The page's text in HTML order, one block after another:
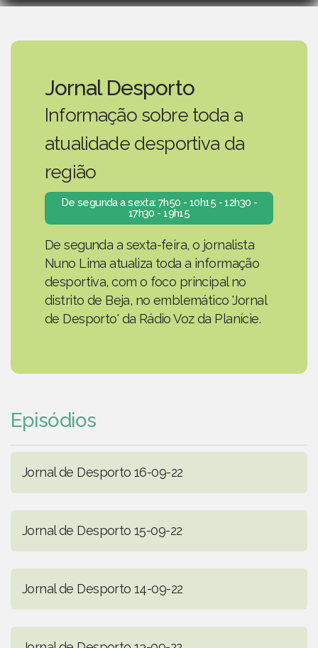
Jornal Desporto
Informação sobre toda a
atualidade desportiva da
região
De segunda a sexta: 7h50 - 10h15 - 12h30 -
17h30 - 19h15
De segunda a sexta-feira, o jornalista
Nuno Lima atualiza toda a informação
desportiva, com o foco principal no
distrito de Beja, no emblemático 'Jornal
de Desporto' da Rádio Voz da Planície.
Episódios
Jornal de Desporto 16-09-22
Jornal de Desporto 15-09-22
Jornal de Desporto 14-09-22